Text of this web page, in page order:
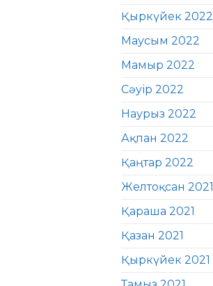
Қыркүйек 2022
Маусым 2022
Мамыр 2022
Сәуір 2022
Наурыз 2022
Ақпан 2022
Қаңтар 2022
Желтоқсан 2021
Қараша 2021
Қазан 2021
Қыркүйек 2021